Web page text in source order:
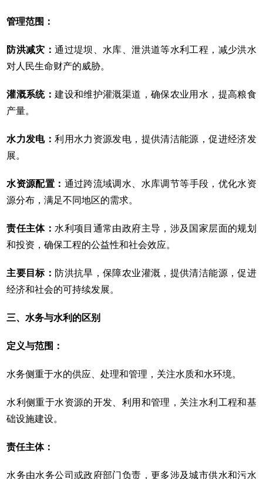
管理范围：
防洪减灾：通过堤坝、水库、泄洪道等水利工程，减少洪水
对人民生命财产的威胁。
灌溉系统：建设和维护灌溉渠道，确保农业用水，提高粮食
产量。
水力发电：利用水力资源发电，提供清洁能源，促进经济发
展。
水资源配置： 通过跨流域调水、水库调节等手段，优化水资
源分布，满足不同地区的需求。
责任主体： 水利项目通常由政府主导，涉及国家层面的规划
和投资，确保工程的公益性和社会效应。
主要目标： 防洪抗旱，保障农业灌溉，提供清洁能源，促进
经济和社会的可持续发展。
三、 水务与水利的区别
定义与范围：
水务侧重于水的供应、处理和管理，关注水质和水环境。
水利侧重于水资源的开发、利用和管理，关注水利工程和基
础设施建设。
责任主体：
水务由水务公司或政府部门负责，更多涉及城市供水和污水